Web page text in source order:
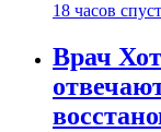
18 часов
Врач